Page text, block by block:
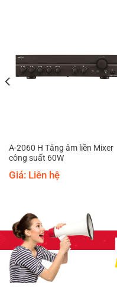
A-2060 H Tăng âm liền Mixer
công suất 60W
Giá: Liên hệ